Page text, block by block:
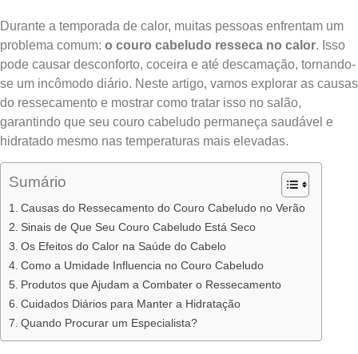
Durante a temporada de calor, muitas pessoas enfrentam um
problema comum: o couro cabeludo resseca no calor. Isso
pode causar desconforto, coceira e até descamação, tornando-
se um incômodo diário. Neste artigo, vamos explorar as causas
do ressecamento e mostrar como tratar isso no salão,
garantindo que seu couro cabeludo permaneça saudável e
hidratado mesmo nas temperaturas mais elevadas.
Sumário
Causas do Ressecamento do Couro Cabeludo no Verão
Sinais de Que Seu Couro Cabeludo Está Seco
Os Efeitos do Calor na Saúde do Cabelo
Como a Umidade Influencia no Couro Cabeludo
Produtos que Ajudam a Combater o Ressecamento
Cuidados Diários para Manter a Hidratação
Quando Procurar um Especialista?